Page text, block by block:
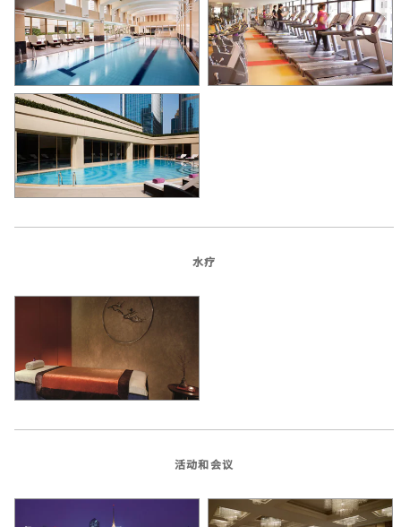
水疗
活动和会议